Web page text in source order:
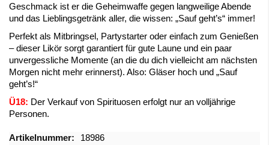
Geschmack ist er die Geheimwaffe gegen langweilige Abende
und das Lieblingsgetränk aller, die wissen: „Sauf geht’s“ immer!
Perfekt als Mitbringsel, Partystarter oder einfach zum Genießen
– dieser Likör sorgt garantiert für gute Laune und ein paar
unvergessliche Momente (an die du dich vielleicht am nächsten
Morgen nicht mehr erinnerst). Also: Gläser hoch und „Sauf
geht’s!“
Ü18: Der Verkauf von Spirituosen erfolgt nur an volljährige
Personen.
Mehr
18986